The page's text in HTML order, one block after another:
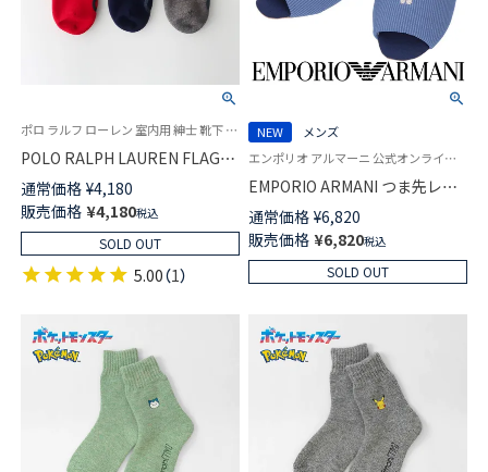
ポロ ラルフ ローレン 室内用 紳士 靴下 2024FW パイルソックス
POLO RALPH LAUREN FLAG
BEAR ポロベア フラッグベア刺
繍 ハマグリ ルームソックス 日
本製 足底滑り止め付き
02015906
通常価格 ¥4,180
販売価格 ¥4,180税込
SOLD OUT
5.00（1）
NEW
メンズ
エンポリオ アルマーニ 公式オンラインショップ 紳士 スリッパ
EMPORIO ARMANI つま先レス
ルームシューズ メンズ スリッ
パ ウォッシャブル仕様 日本製
02345881
通常価格 ¥6,820
販売価格 ¥6,820税込
SOLD OUT